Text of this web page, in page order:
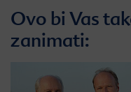
Ovo bi Vas
zanimati: